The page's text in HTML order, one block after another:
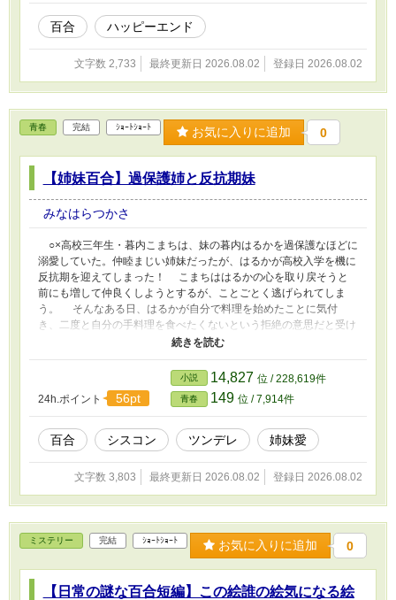
百合 ハッピーエンド
文字数 2,733 最終更新日 2026.08.02 登録日 2026.08.02
青春 完結 ｼｮｰﾄｼｮｰﾄ お気に入りに追加 0
【姉妹百合】過保護姉と反抗期妹
みなはらつかさ
○×高校三年生・暮内こまちは、妹の暮内はるかを過保護なほどに
溺愛していた。仲睦まじい姉妹だったが、はるかが高校入学を機に
反抗期を迎えてしまった！ こまちははるかの心を取り戻そうと
前にも増して仲良くしようとするが、ことごとく逃げられてしま
う。 そんなある日、はるかが自分で料理を始めたことに気付
き、二度と自分の手料理を食べたくないという拒絶の意思だと受け
取ったこまち。 「はるか断ち」を親友に宣言し、妹と距離を取
ろうとするが……？ 愛の重い姉とツンデレ妹の、姉妹愛コメデ
24h.ポイント 56pt
小説 14,827 位 / 228,619件
青春 149 位 / 7,914件
百合 シスコン ツンデレ 姉妹愛
文字数 3,803 最終更新日 2026.08.02 登録日 2026.08.02
ミステリー 完結 ｼｮｰﾄｼｮｰﾄ お気に入りに追加 0
【日常の謎な百合短編】この絵誰の絵気になる絵